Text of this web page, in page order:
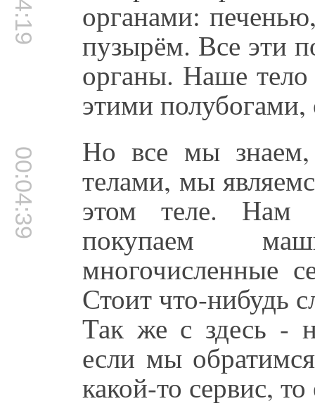
органами:
пузырём. Все эти
органы. Наше тело
этими
00:04:39 Но все мы
телами, мы
этом теле.
покупаем
многочисленные
Стоит что-нибудь
Так же с здесь -
если мы
какой-то сервис,